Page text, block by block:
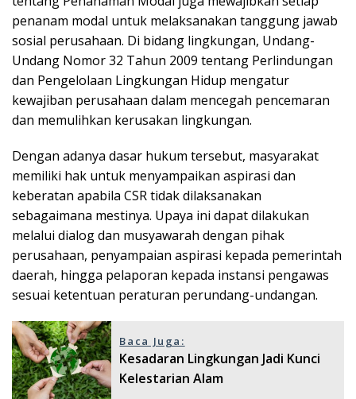
penanam modal untuk melaksanakan tanggung jawab
sosial perusahaan. Di bidang lingkungan, Undang-
Undang Nomor 32 Tahun 2009 tentang Perlindungan
dan Pengelolaan Lingkungan Hidup mengatur
kewajiban perusahaan dalam mencegah pencemaran
dan memulihkan kerusakan lingkungan.
Dengan adanya dasar hukum tersebut, masyarakat
memiliki hak untuk menyampaikan aspirasi dan
keberatan apabila CSR tidak dilaksanakan
sebagaimana mestinya. Upaya ini dapat dilakukan
melalui dialog dan musyawarah dengan pihak
perusahaan, penyampaian aspirasi kepada pemerintah
daerah, hingga pelaporan kepada instansi pengawas
sesuai ketentuan peraturan perundang-undangan.
Baca Juga:
Kesadaran Lingkungan Jadi Kunci
Kelestarian Alam